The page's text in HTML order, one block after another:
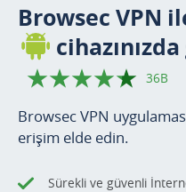
Browsec VPN
36B
Browsec VPN
erişim elde edin.
Sürekli ve güvenli